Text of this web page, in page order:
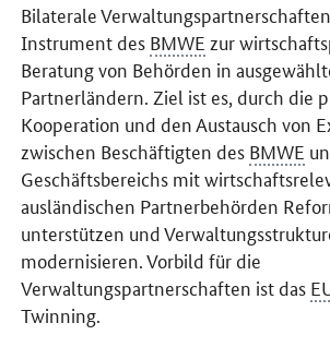
Bilaterale
Instrument des BMWE zur
Beratung von Behörden in
Partnerländern. Ziel ist es, durch die
Kooperation und den Austausch von
zwischen Beschäftigten des BMWE
Geschäftsbereichs mit
ausländischen Partnerbehörden
unterstützen und
modernisieren. Vorbild für die
Verwaltungspartnerschaften ist das
Twinning.